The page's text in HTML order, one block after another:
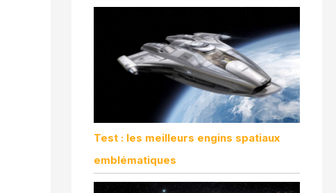
Test : les meilleurs engins spatiaux
emblématiques